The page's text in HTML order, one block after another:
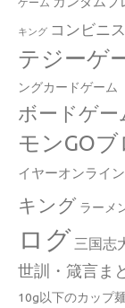
キング コンビニ
テジーゲ
ングカードゲーム
ボードゲー
モンGO
イヤーオンライ
キング ラーメ
ログ 三国志
世訓・箴言ま
10g以下のカップ麺